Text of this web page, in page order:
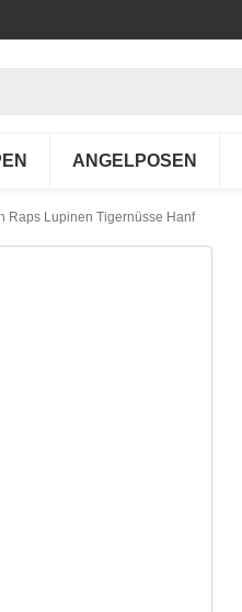
ANGELPOSEN
Raps Lupinen Tigernüsse Hanf